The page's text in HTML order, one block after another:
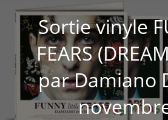
Sortie vinyle
FEARS
par Damiano